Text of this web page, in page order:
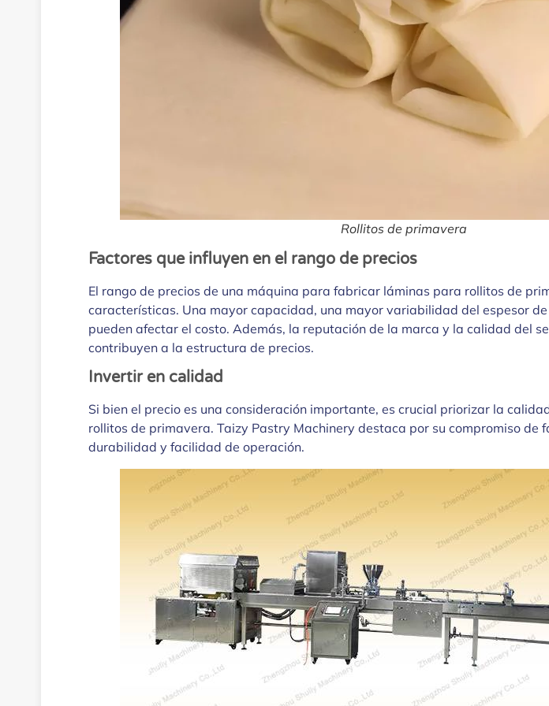
Rollitos de primavera
Factores que influyen en el rango de precios
El rango de precios de una máquina para fabricar láminas para rollitos de
características. Una mayor capacidad, una mayor variabilidad del espesor
pueden afectar el costo. Además, la reputación de la marca y la calidad del
contribuyen a la estructura de precios.
Invertir en calidad
Si bien el precio es una consideración importante, es crucial priorizar la
rollitos de primavera. Taizy Pastry Machinery destaca por su compromiso
durabilidad y facilidad de operación.